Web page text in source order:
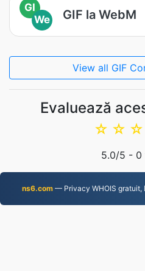
GI
We
GIF la WebM
View all GIF
Evaluează
☆
☆
☆
5.0/5 - 0
ns6.com— Privacy WHOIS gratuit,